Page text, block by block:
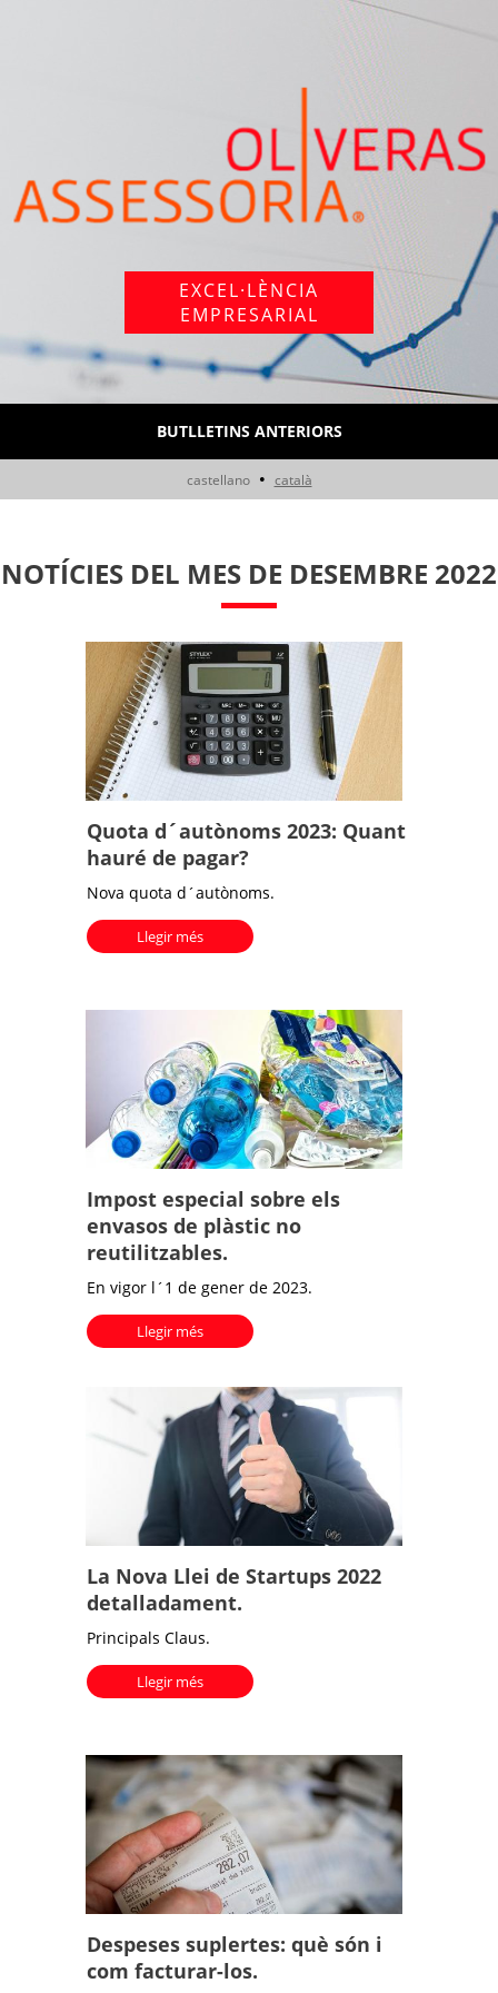
EXCEL·LÈNCIA
EMPRESARIAL
BUTLLETINS ANTERIORS
castellano• català
NOTÍCIES DEL MES DE DESEMBRE 2022
Quota d´autònoms 2023: Quant
hauré de pagar?
Nova quota d´autònoms.
Llegir més
Impost especial sobre els
envasos de plàstic no
reutilitzables.
En vigor l´1 de gener de 2023.
Llegir més
La Nova Llei de Startups 2022
detalladament.
Principals Claus.
Llegir més
Despeses suplertes: què són i
com facturar-los.